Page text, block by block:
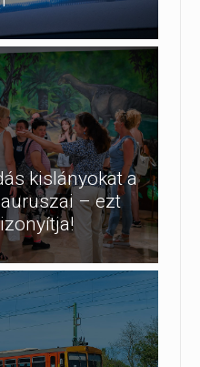
kislányokat a
– ezt